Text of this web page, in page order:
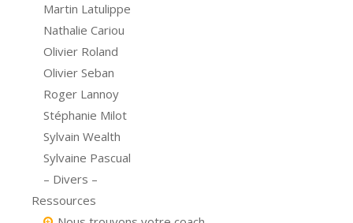
Martin Latulippe
Nathalie Cariou
Olivier Roland
Olivier Seban
Roger Lannoy
Stéphanie Milot
Sylvain Wealth
Sylvaine Pascual
– Divers –
Ressources